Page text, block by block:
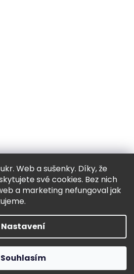
Web a sušenky. Díky, že
své cookies. Bez nich
a marketing nefungoval jak
Nastavení
Souhlasím
bos. Všechna práva vyhrazena.
a nakódovalShoptak.cz